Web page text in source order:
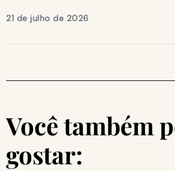
21 de julho de 2026
Você também
gostar: